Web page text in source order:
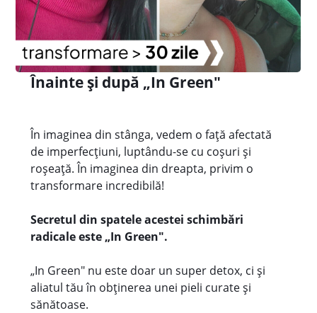
Înainte și după „In Green"
În imaginea din stânga, vedem o față afectată
de imperfecțiuni, luptându-se cu coșuri și
roșeață. În imaginea din dreapta, privim o
transformare incredibilă!
Secretul din spatele acestei schimbări
radicale este „In Green".
„In Green" nu este doar un super detox, ci și
aliatul tău în obținerea unei pieli curate și
sănătoase.